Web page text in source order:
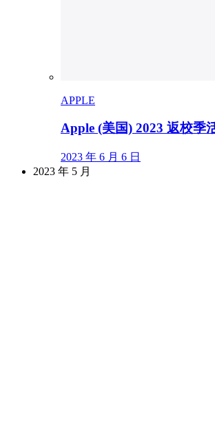
APPLE
Apple (美国) 2023 返校季
2023 年 6 月 6 日
2023 年 5 月